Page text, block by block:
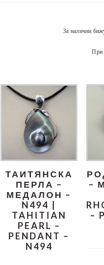
За налични
При
ТАИТЯНСКА
ПЕРЛА –
МЕДАЛОН –
N494 |
TAHITIAN
PEARL –
PENDANT –
N494
–
–